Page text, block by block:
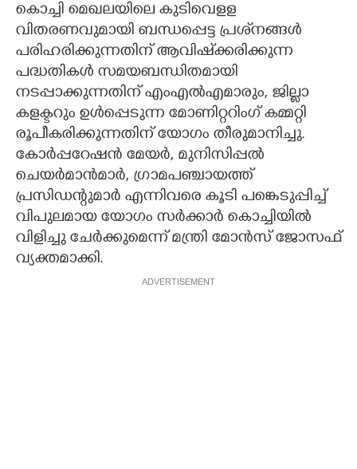
കൊച്ചി മെഖലയിലെ കുടിവെളള
വിതരണവുമായി ബന്ധപ്പെട്ട പ്രശ്‌നങ്ങള്‍
പരിഹരിക്കുന്നതിന് ആവിഷ്‌ക്കരിക്കുന്ന
പദ്ധതികള്‍ സമയബന്ധിതമായി
നടപ്പാക്കുന്നതിന് എംഎല്‍എമാരും, ജില്ലാ
കളക്ടറും ഉള്‍പ്പെടുന്ന മോണിറ്ററിംഗ് കമ്മറ്റി
രൂപീകരിക്കുന്നതിന് യോഗം തീരുമാനിച്ചു.
കോര്‍പ്പറേഷന്‍ മേയര്‍, മുനിസിപ്പല്‍
ചെയര്‍മാന്‍മാര്‍, ഗ്രാമപഞ്ചായത്ത്
പ്രസിഡന്റുമാര്‍ എന്നിവരെ കൂടി പങ്കെടുപ്പിച്ച്
വിപുലമായ യോഗം സര്‍ക്കാര്‍ കൊച്ചിയില്‍
വിളിച്ചു ചേര്‍ക്കുമെന്ന് മന്ത്രി മോന്‍സ് ജോസഫ്
വ്യക്തമാക്കി.
ADVERTISEMENT